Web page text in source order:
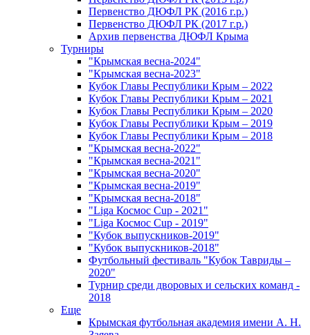
Первенство ДЮФЛ РК (2016 г.р.)
Первенство ДЮФЛ РК (2017 г.р.)
Архив первенства ДЮФЛ Крыма
Турниры
"Крымская весна-2024"
"Крымская весна-2023"
Кубок Главы Республики Крым – 2022
Кубок Главы Республики Крым – 2021
Кубок Главы Республики Крым – 2020
Кубок Главы Республики Крым – 2019
Кубок Главы Республики Крым – 2018
"Крымская весна-2022"
"Крымская весна-2021"
"Крымская весна-2020"
"Крымская весна-2019"
"Крымская весна-2018"
"Liga Космос Cup - 2021"
"Liga Космос Cup - 2019"
"Кубок выпускников-2019"
"Кубок выпускников-2018"
Футбольный фестиваль "Кубок Тавриды –
2020"
Турнир среди дворовых и сельских команд -
2018
Еще
Крымская футбольная академия имени А. Н.